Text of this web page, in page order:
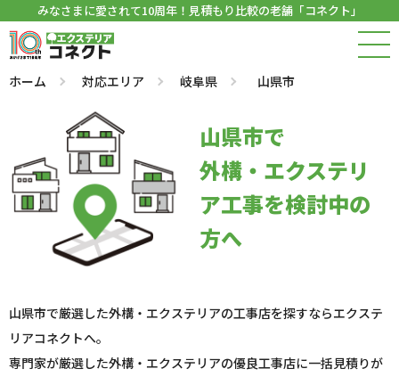
みなさまに愛されて10周年！見積もり比較の老舗「コネクト」
ホーム 対応エリア 岐阜県 山県市
山県市で
外構・エクステリ
ア工事を検討中の
方へ
山県市で厳選した外構・エクステリアの工事店を探すならエクステ
リアコネクトへ。
専門家が厳選した外構・エクステリアの優良工事店に一括見積りが